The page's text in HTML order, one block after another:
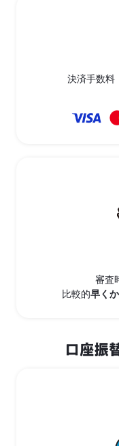
決済手数料
審査
比較的早く